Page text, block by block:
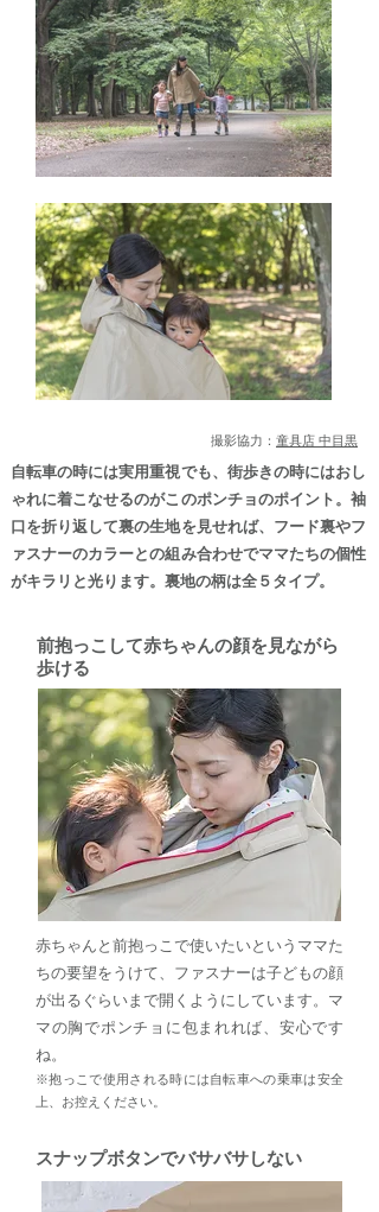
撮影協力： 童具店 中目黒
自転車の時には実用重視でも、街歩きの時にはおし
ゃれに着こなせるのがこのポンチョのポイント。袖
口を折り返して裏の生地を見せれば、フード裏やフ
ァスナーのカラーとの組み合わせでママたちの個性
がキラリと光ります。裏地の柄は全５タイプ。
前抱っこして赤ちゃんの顔を見ながら
歩ける
赤ちゃんと前抱っこで使いたいというママた
ちの要望をうけて、ファスナーは子どもの顔
が出るぐらいまで開くようにしています。マ
マの胸でポンチョに包まれれば、安心です
ね。
※抱っこで使用される時には自転車への乗車は安全
上、お控えください。
スナップボタンでバサバサしない